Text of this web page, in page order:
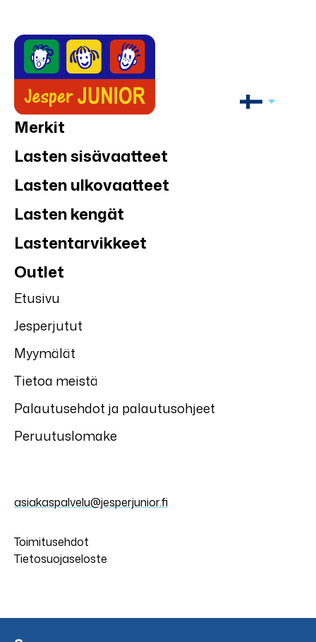
Merkit
Lasten sisävaatteet
Lasten ulkovaatteet
Lasten kengät
Lastentarvikkeet
Outlet
Etusivu
Jesperjutut
Myymälät
Tietoa meistä
Palautusehdot ja palautusohjeet
Peruutuslomake
asiakaspalvelu@jesperjunior.fi
Toimitusehdot
Tietosuojaseloste